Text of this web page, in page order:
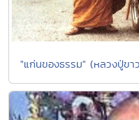
"แก่นของธรรม" (หลวงปู่ขา